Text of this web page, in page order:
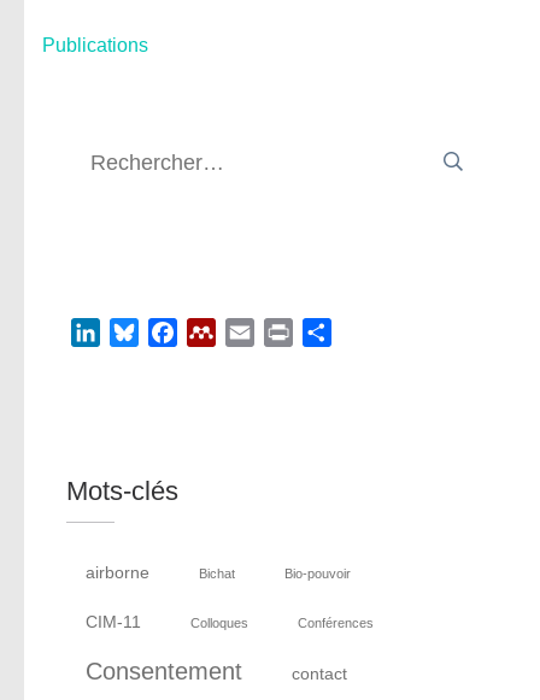
Navigation
Publications
LinkedInBlueskyFacebookMendeley
Email Print
Mots-clés
airborne Bichat Bio-pouvoir
CIM-11 Colloques Conférences
Consentement contact